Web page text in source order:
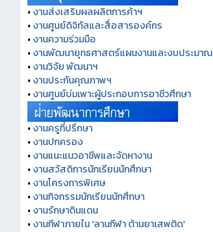
•งานส่งเสริมผลผลิตการค้าฯ
•งานศูนย์ดิจิทัลและสื่อสารองค์กร
•งานความร่วมมือ
•งานพัฒนายุทธศาสตร์แผนงานและงบประมาณ
•งานวิจัย พัฒนาฯ
•งานประกันคุณภาพฯ
•งานศูนย์บ่มเพาะผู้ประกอบการอาชีวศึกษา
•งานครูที่ปรึกษา
•งานปกครอง
•งานแนะแนวอาชีพและจัดหางาน
•งานสวัสดิการนักเรียนนักศึกษา
•งานโครงการพิเศษ
•งานกิจกรรมนักเรียนนักศึกษา
•งานรักษาดินแดน
•งานกีฬาภายใน 'ลานกีฬา ต้านยาเสพติด'